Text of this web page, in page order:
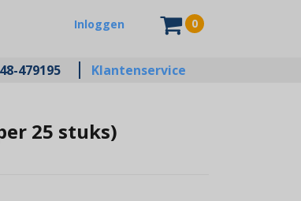
Inloggen 0
479195 Klantenservice
25 stuks)